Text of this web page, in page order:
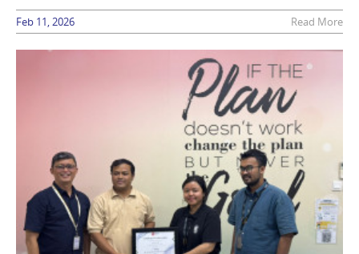
Feb 11, 2026 Read More